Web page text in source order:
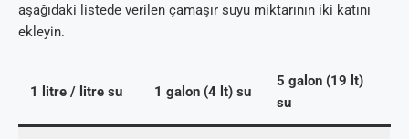
aşağıdaki listede verilen çamaşır suyu miktarının iki katını
ekleyin.
1 litre / litre su 1 galon (4 lt) su
5 galon (19 lt)
su